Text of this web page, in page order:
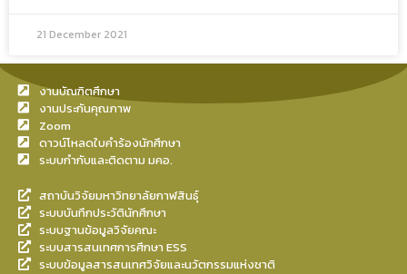
21 December 2021
งานบัณฑิตศึกษา
งานประกันคุณภาพ
Zoom
ดาวน์โหลดใบคำร้องนักศึกษา
ระบบกำกับและติดตาม มคอ.
สถาบันวิจัยมหาวิทยาลัยกาฬสินธุ์
ระบบบันทึกประวัตินักศึกษา
ระบบฐานข้อมูลวิจัยคณะ
ระบบสารสนเทศการศึกษา ESS
ระบบข้อมูลสารสนเทศวิจัยและนวัตกรรมแห่งชาติ